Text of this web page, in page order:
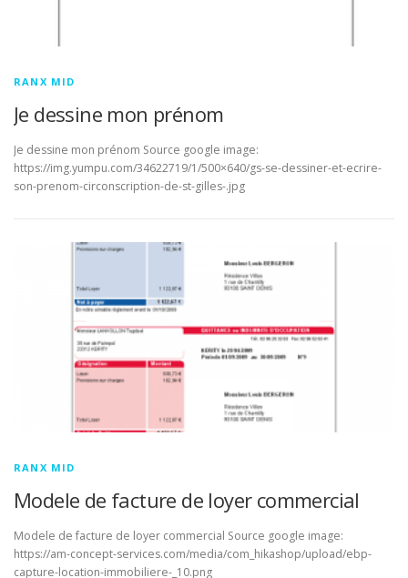
RANX MID
Je dessine mon prénom
Je dessine mon prénom Source google image:
https://img.yumpu.com/34622719/1/500×640/gs-se-dessiner-et-ecrire-
son-prenom-circonscription-de-st-gilles-.jpg
RANX MID
Modele de facture de loyer commercial
Modele de facture de loyer commercial Source google image:
https://am-concept-services.com/media/com_hikashop/upload/ebp-
capture-location-immobiliere-_10.png